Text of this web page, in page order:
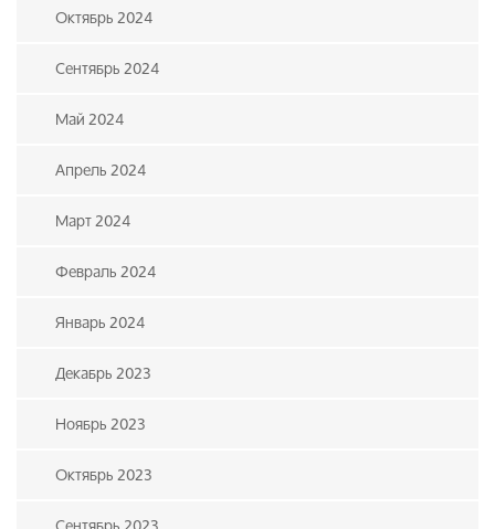
Октябрь 2024
Сентябрь 2024
Май 2024
Апрель 2024
Март 2024
Февраль 2024
Январь 2024
Декабрь 2023
Ноябрь 2023
Октябрь 2023